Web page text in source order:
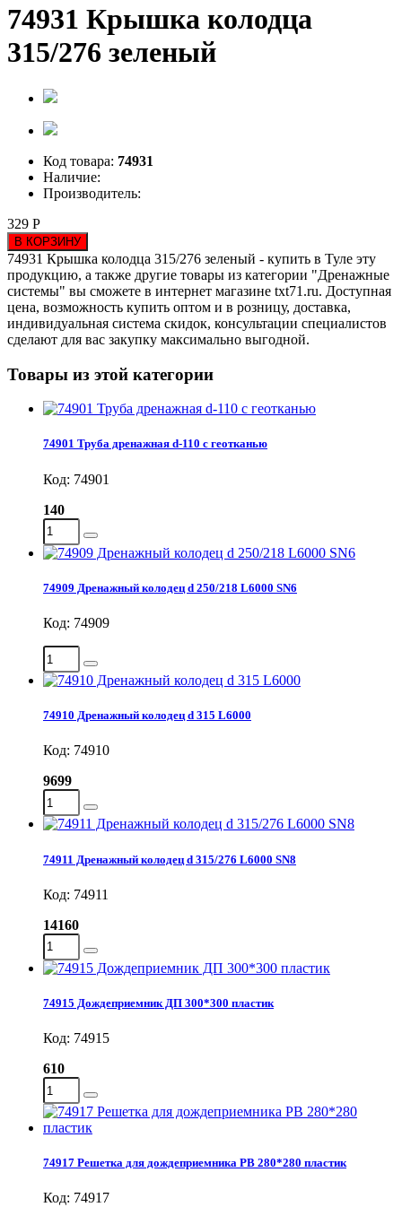
74931 Крышка колодца
315/276 зеленый
Код товара: 74931
Наличие:
Производитель:
329 Р
В КОРЗИНУ
74931 Крышка колодца 315/276 зеленый - купить в Туле эту
продукцию, а также другие товары из категории "Дренажные
системы" вы сможете в интернет магазине txt71.ru. Доступная
цена, возможность купить оптом и в розницу, доставка,
индивидуальная система скидок, консультации специалистов
сделают для вас закупку максимально выгодной.
Товары из этой категории
74901 Труба дренажная d-110 с геотканью
Код: 74901
140
74909 Дренажный колодец d 250/218 L6000 SN6
Код: 74909
74910 Дренажный колодец d 315 L6000
Код: 74910
9699
74911 Дренажный колодец d 315/276 L6000 SN8
Код: 74911
14160
74915 Дождеприемник ДП 300*300 пластик
Код: 74915
610
74917 Решетка для дождеприемника РВ 280*280 пластик
Код: 74917